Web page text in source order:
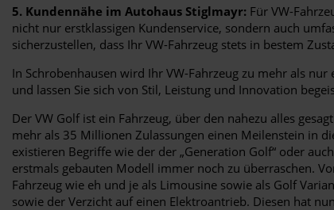
5. Kundennähe im Autohaus Stiglmayr: Für VW-
nicht nur erstklassigen Kundenservice, sondern auch
sicherzustellen, dass Ihr VW-Fahrzeug stets in bestem
In Schrobenhausen wird Ihr VW-Fahrzeug zu mehr als
und lassen Sie sich von Stil, Leistung und Innovation
Der VW Golf ist ein Fahrzeug, über den nahezu alles
mehr als 35 Millionen Zulassungen einen Meilenstein in
existieren Begriffe wie der der „Generation Golf“ oder
erstmals gebauten Modell immer noch zu überraschen.
Fahrzeug wie eh und je als Limousine sowie als Golf
sowie der Verzicht auf einen Elektroantrieb. Diesen hat